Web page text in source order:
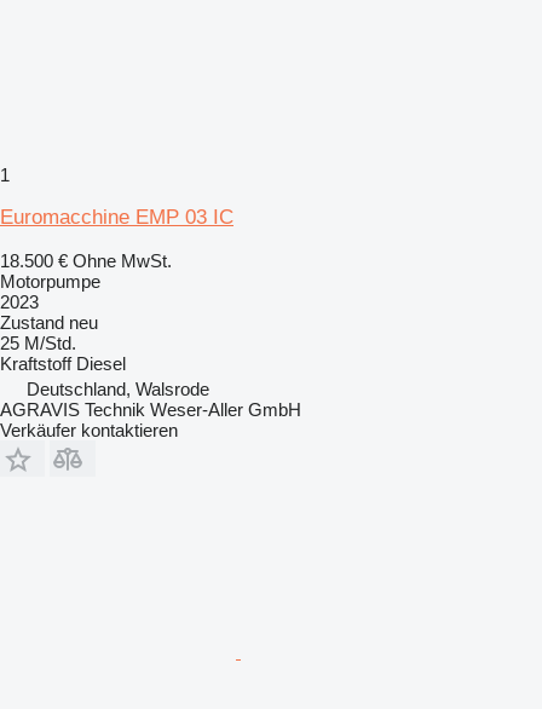
1
Euromacchine EMP 03 IC
18.500 € Ohne MwSt.
Motorpumpe
2023
Zustand neu
25 M/Std.
Kraftstoff Diesel
Deutschland, Walsrode
AGRAVIS Technik Weser-Aller GmbH
Verkäufer kontaktieren